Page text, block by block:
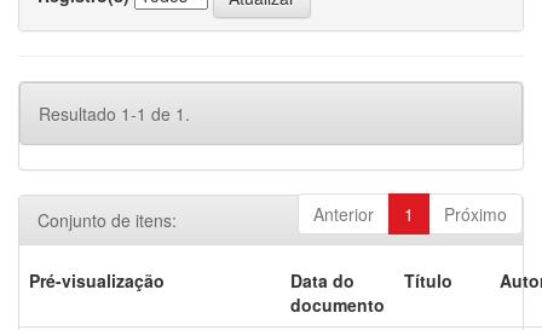
Resultado 1-1 de 1.
Anterior 1 Próximo
Conjunto de itens:
Pré-visualização
Data do
documento
Título